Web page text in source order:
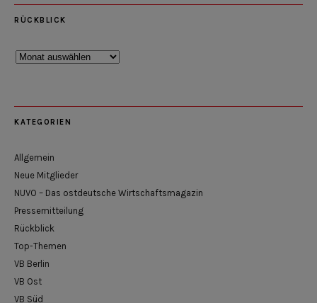
RÜCKBLICK
Rückblick
KATEGORIEN
Allgemein
Neue Mitglieder
NUVO – Das ostdeutsche Wirtschaftsmagazin
Pressemitteilung
Rückblick
Top-Themen
VB Berlin
VB Ost
VB Süd